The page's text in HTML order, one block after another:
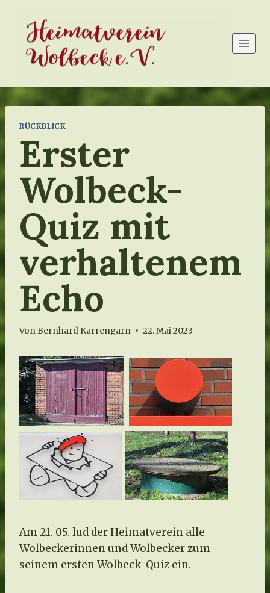
Inhalt
springenHeimatverein
Wolbeck e.V.
RÜCKBLICK
Erster
Wolbeck-
Quiz mit
verhaltenem
Echo
Von Bernhard Karrengarn 22. Mai 2023
Am 21. 05. lud der Heimatverein alle
Wolbeckerinnen und Wolbecker zum
seinem ersten Wolbeck-Quiz ein.